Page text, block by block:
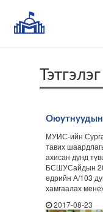
Тэтгэлэг
Оюутнуудын
МУИС-ийн
тавих
ахисан дунд
БСШУСайдын
өдрийн А/103
хамгаалах
2017-08-23